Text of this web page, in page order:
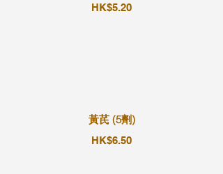
HK$5.20
黃芪 (5劑)
HK$6.50